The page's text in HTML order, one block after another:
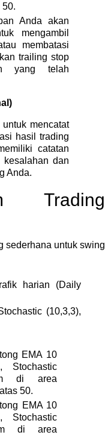
50.
Anda akan
mengambil
membatasi
trailing stop
yang telah
mencatat
hasil trading
catatan
dan
Anda.
Trading
sederhana untuk swing
harian (Daily
(10,3,3),
EMA 10
di area
50.
EMA 10
di area